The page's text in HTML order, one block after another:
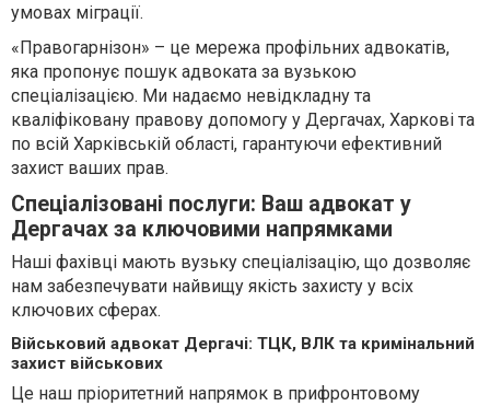
умовах міграції.
«Правогарнізон» – це мережа профільних адвокатів,
яка пропонує пошук адвоката за вузькою
спеціалізацією. Ми надаємо невідкладну та
кваліфіковану правову допомогу у Дергачах, Харкові та
по всій Харківській області, гарантуючи ефективний
захист ваших прав.
Спеціалізовані послуги: Ваш адвокат у
Дергачах за ключовими напрямками
Наші фахівці мають вузьку спеціалізацію, що дозволяє
нам забезпечувати найвищу якість захисту у всіх
ключових сферах.
Військовий адвокат Дергачі: ТЦК, ВЛК та кримінальний
захист військових
Це наш пріоритетний напрямок в прифронтовому